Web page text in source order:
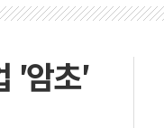
용 쇼크에 반도체주 '활짝'
'…9월 금리 인상 기대 후퇴
체결
클라우드플레어·태양광주
암초′